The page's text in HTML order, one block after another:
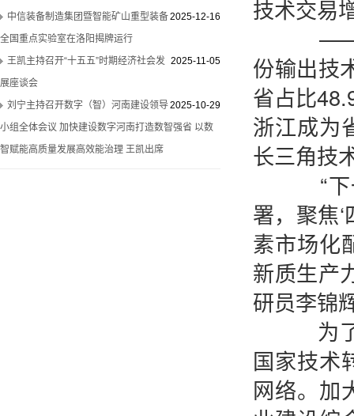
2025-12-16
中信装备制造集团暨智能矿山重型装备
全国重点实验室在洛阳揭牌运行
2025-11-05
王凯主持召开“十五五”时期经济社会发
展座谈会
2025-10-29
刘宁主持召开数字（智）河南建设领导
小组全体会议 加快建设数字河南打造数智强省 以数
智赋能高质量发展高效能治理 王凯出席
技术交易
——区
份输出技
省占比
浙江成为
长三角技
“下
署，聚焦
素市场化
新质生产
研员李锦
为了
国家技术
网络。加